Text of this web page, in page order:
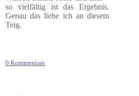
so vielfältig ist das Ergebnis.
Genau das liebe ich an diesem
Teig.
0 Kommentare